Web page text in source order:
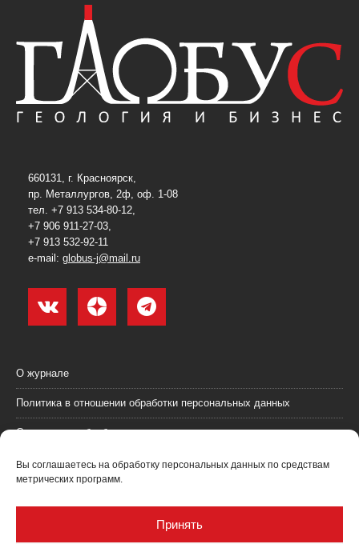
Вы соглашаетесь на обработку персональных данных по средствам
метрических программ.
Принять
660131, г. Красноярск,
пр. Металлургов, 2ф, оф. 1-08
тел. +7 913 534-80-12,
+7 906 911-27-03,
+7 913 532-92-11
e-mail: globus-j@mail.ru
О журнале
Политика в отношении обработки персональных данных
Согласие на обработку персональных данных
Пользовательское соглашение (оферта)